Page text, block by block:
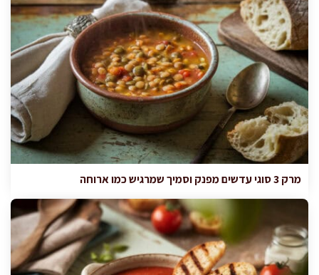
מרק 3 סוגי עדשים מפנק וסמיך שמרגיש כמו ארוחה